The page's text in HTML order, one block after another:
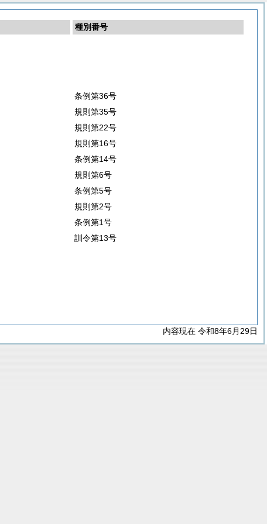
種別番号
条例第36号
規則第35号
規則第22号
規則第16号
条例第14号
規則第6号
条例第5号
規則第2号
条例第1号
訓令第13号
内容現在 令和8年6月29日